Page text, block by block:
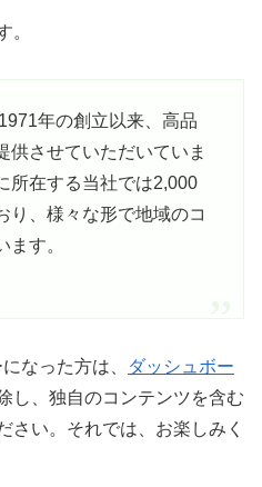
。
年の創立以来、高品
供させていただいていま
所在する当社では2,000
り、様々な形で地域のコ
ます。
なった方は、
ダッシュボー
し、独自のコンテンツを含む
さい。それでは、お楽しみく